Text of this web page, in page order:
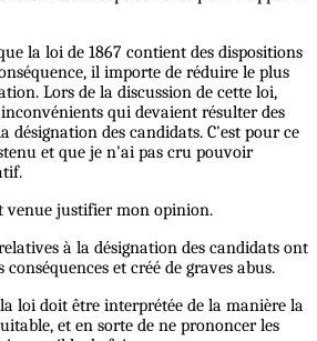
la loi de 1867 contient des dispositions
il importe de réduire le plus
Lors de la discussion de cette loi,
qui devaient résulter des
désignation des candidats. C'est pour ce
et que je n'ai pas cru pouvoir
venue justifier mon opinion.
à la désignation des candidats ont
et créé de graves abus.
loi doit être interprétée de la manière la
et en sorte de ne prononcer les